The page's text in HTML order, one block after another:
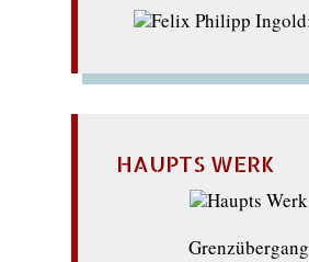
HAUPTS WERK
Grenzübergang